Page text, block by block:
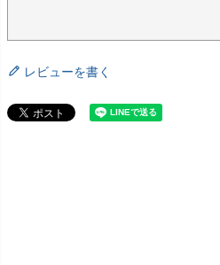
レビューを書く